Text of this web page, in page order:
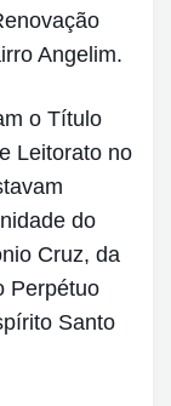
Angelim.
o Título
Leitorato no
do
Cruz, da
Perpétuo
Santo